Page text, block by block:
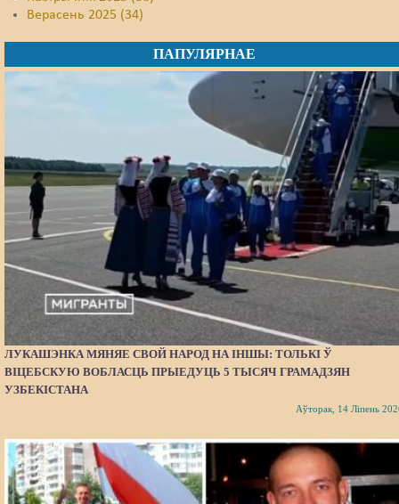
Верасень 2025 (34)
ПАПУЛЯРНАЕ
ЛУКАШЭНКА МЯНЯЕ СВОЙ НАРОД НА ІНШЫ: ТОЛЬКІ Ў
ВІЦЕБСКУЮ ВОБЛАСЦЬ ПРЫЕДУЦЬ 5 ТЫСЯЧ ГРАМАДЗЯН
УЗБЕКІСТАНА
Аўторак, 14 Ліпень